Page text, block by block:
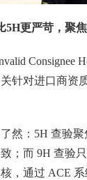
5H更严苛，聚
Consignee
针对进口商资
然：5H 查验
；而 9H 查验
，通过 ACE